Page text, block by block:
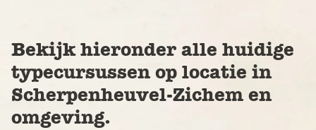
Bekijk hieronder alle huidige
typecursussen op locatie in
Scherpenheuvel-Zichem en
omgeving.